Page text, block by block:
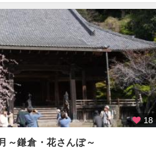
18
～鎌倉・花さんぽ～